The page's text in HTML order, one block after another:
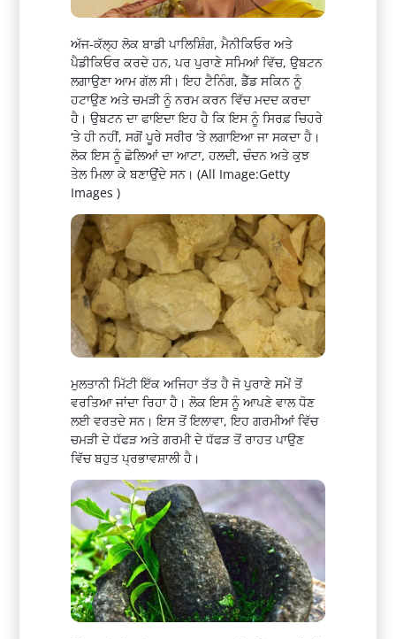
ਅੱਜ-ਕੱਲ੍ਹ ਲੋਕ ਬਾਡੀ ਪਾਲਿਸ਼ਿੰਗ, ਮੈਨੀਕਿਓਰ ਅਤੇ
ਪੈਡੀਕਿਓਰ ਕਰਦੇ ਹਨ, ਪਰ ਪੁਰਾਣੇ ਸਮਿਆਂ ਵਿੱਚ, ਉਬਟਨ
ਲਗਾਉਣਾ ਆਮ ਗੱਲ ਸੀ। ਇਹ ਟੈਨਿੰਗ, ਡੈੱਡ ਸਕਿਨ ਨੂੰ
ਹਟਾਉਣ ਅਤੇ ਚਮੜੀ ਨੂੰ ਨਰਮ ਕਰਨ ਵਿੱਚ ਮਦਦ ਕਰਦਾ
ਹੈ। ਉਬਟਨ ਦਾ ਫਾਇਦਾ ਇਹ ਹੈ ਕਿ ਇਸ ਨੂੰ ਸਿਰਫ਼ ਚਿਹਰੇ
‘ਤੇ ਹੀ ਨਹੀਂ, ਸਗੋਂ ਪੂਰੇ ਸਰੀਰ ‘ਤੇ ਲਗਾਇਆ ਜਾ ਸਕਦਾ ਹੈ।
ਲੋਕ ਇਸ ਨੂੰ ਛੋਲਿਆਂ ਦਾ ਆਟਾ, ਹਲਦੀ, ਚੰਦਨ ਅਤੇ ਕੁਝ
ਤੇਲ ਮਿਲਾ ਕੇ ਬਣਾਉਂਦੇ ਸਨ। (All Image:Getty
Images )
ਮੁਲਤਾਨੀ ਮਿੱਟੀ ਇੱਕ ਅਜਿਹਾ ਤੱਤ ਹੈ ਜੋ ਪੁਰਾਣੇ ਸਮੇਂ ਤੋਂ
ਵਰਤਿਆ ਜਾਂਦਾ ਰਿਹਾ ਹੈ। ਲੋਕ ਇਸ ਨੂੰ ਆਪਣੇ ਵਾਲ ਧੋਣ
ਲਈ ਵਰਤਦੇ ਸਨ। ਇਸ ਤੋਂ ਇਲਾਵਾ, ਇਹ ਗਰਮੀਆਂ ਵਿੱਚ
ਚਮੜੀ ਦੇ ਧੱਫੜ ਅਤੇ ਗਰਮੀ ਦੇ ਧੱਫੜ ਤੋਂ ਰਾਹਤ ਪਾਉਣ
ਵਿੱਚ ਬਹੁਤ ਪ੍ਰਭਾਵਸ਼ਾਲੀ ਹੈ।